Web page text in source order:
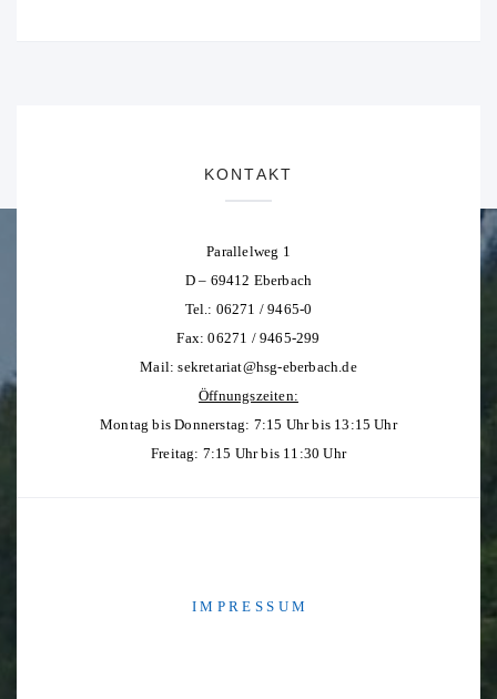
KONTAKT
Parallelweg 1
D – 69412 Eberbach
Tel.: 06271 / 9465-0
Fax: 06271 / 9465-299
Mail:sekretariat@hsg-eberbach.de
Öffnungszeiten:
Montag bis Donnerstag: 7:15 Uhr bis 13:15 Uhr
Freitag: 7:15 Uhr bis 11:30 Uhr
I M P R E S S U M